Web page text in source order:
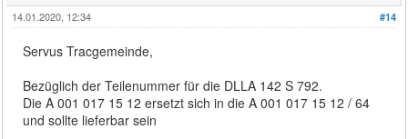
#14
14.01.2020, 12:34
Servus Tracgemeinde,
Bezüglich der Teilenummer für die DLLA 142 S 792.
Die A 001 017 15 12 ersetzt sich in die A 001 017 15 12 / 64
und sollte lieferbar sein